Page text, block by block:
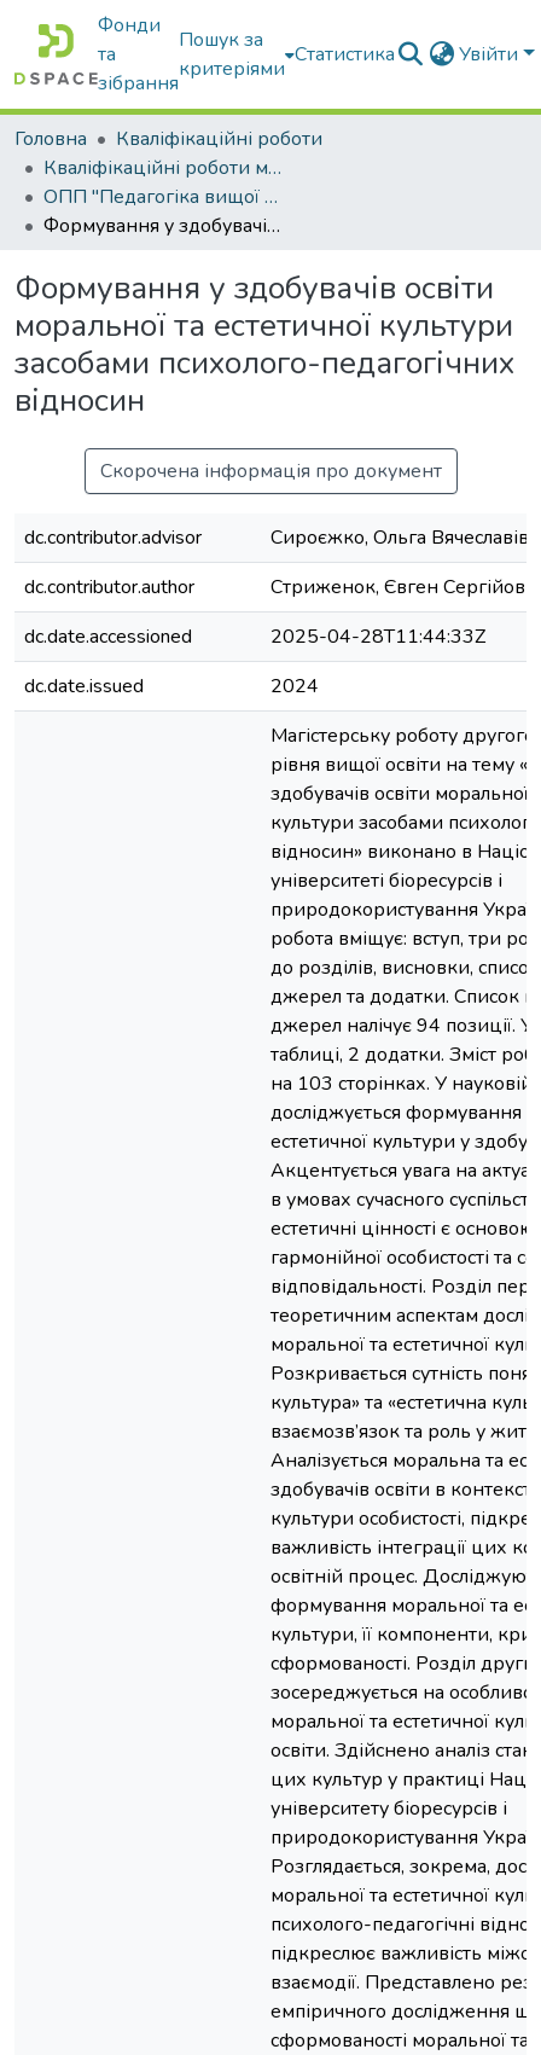
Фонди
та
зібрання
Пошук за
критеріями
Статистика Увійти
Головна
Кваліфікаційні роботи
Кваліфікаційні роботи магістрів
ОПП "Педагогіка вищої школи"
Формування у здобувачів освіти моральної та естетичної культури засобами психолого-педагогічних відносин
Формування у здобувачів освіти
моральної та естетичної культури
засобами психолого-педагогічних
відносин
Скорочена інформація про документ
dc.contributor.advisor
Сироєжко, Ольга
dc.contributor.author
Стриженок, Євген
dc.date.accessioned
2025-04-28T11:44:33Z
dc.date.issued
2024
Магістерську роботу другого
рівня вищої освіти на тему
здобувачів освіти моральної
культури засобами
відносин» виконано в
університеті біоресурсів і
природокористування
робота вміщує: вступ, три
до розділів, висновки,
джерел та додатки. Список
джерел налічує 94 позиції. У
таблиці, 2 додатки. Зміст
на 103 сторінках. У науковій
досліджується формування
естетичної культури у
Акцентується увага на
в умовах сучасного
естетичні цінності є
гармонійної особистості та
відповідальності. Розділ
теоретичним аспектам
моральної та естетичної
Розкривається сутність
культура» та «естетична
взаємозв’язок та роль у
Аналізується моральна та
здобувачів освіти в
культури особистості,
важливість інтеграції цих
освітній процес.
формування моральної та
культури, її компоненти,
сформованості. Розділ
зосереджується на
моральної та естетичної
освіти. Здійснено аналіз
цих культур у практиці
університету біоресурсів і
природокористування
Розглядається, зокрема,
моральної та естетичної
психолого-педагогічні
підкреслює важливість
взаємодії. Представлено
емпіричного дослідження
сформованості моральної та